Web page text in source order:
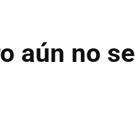
aún no se